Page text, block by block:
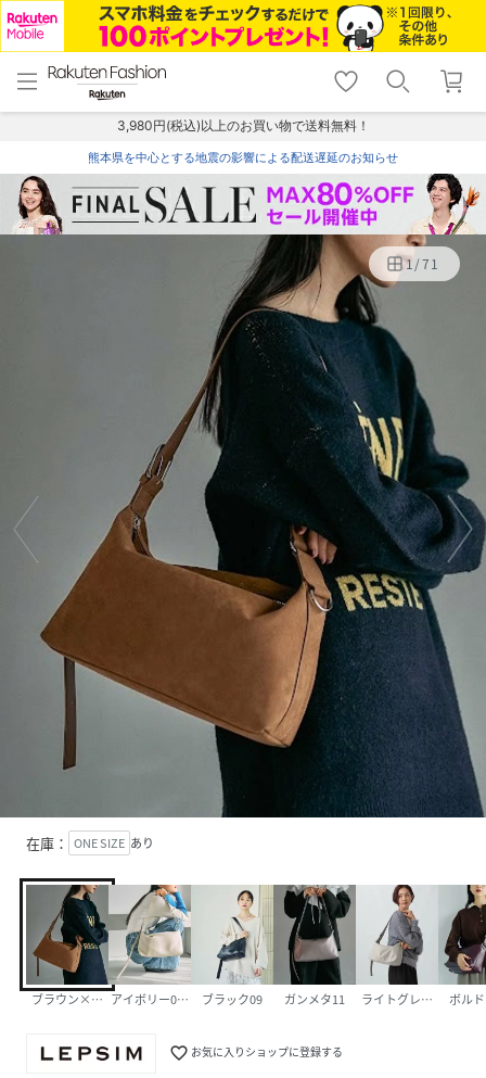
menu home
トップ
shopping_cart lock_outline
ログイン
3,980円(税込)以上のお買い物で送料無料！
熊本県を中心とする地震の影響による配送遅延のお知らせ
1/71
在庫： ONE SIZE あり
ブラウン×スウェード55アイボリー08(新色)ブラック09 ガンメタ11 ライトグレー12 ボル
favorite_border お気に入りショップに登録する